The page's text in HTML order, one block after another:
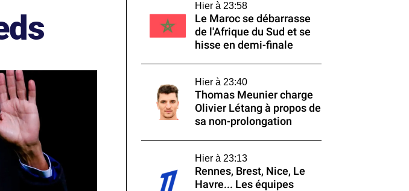
Hier à 23:58
Le Maroc se débarrasse
de l'Afrique du Sud et se
hisse en demi-finale
Hier à 23:40
Thomas Meunier charge
Olivier Létang à propos de
sa non-prolongation
Hier à 23:13
Rennes, Brest, Nice, Le
Havre... Les équipes